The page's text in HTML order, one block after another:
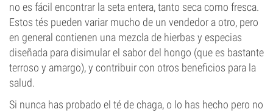
no es fácil encontrar la seta entera, tanto seca como fresca.
Estos tés pueden variar mucho de un vendedor a otro, pero
en general contienen una mezcla de hierbas y especias
diseñada para disimular el sabor del hongo (que es bastante
terroso y amargo), y contribuir con otros beneficios para la
salud.
Si nunca has probado el té de chaga, o lo has hecho pero no